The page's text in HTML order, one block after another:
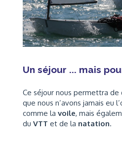
Un séjour ... mais
Ce séjour nous permettra de
que nous n’avons jamais eu
comme la voile, mais
du VTT et de la natation.